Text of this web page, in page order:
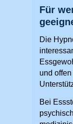
Für
Die
und
Bei